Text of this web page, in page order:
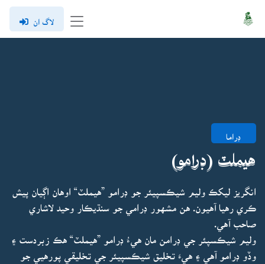
لاگ ان
ڊراما
هيملٽ (ڊرامو)
انگريز ليکڪ وليم شيڪسپيئر جو ڊرامو ”هيملٽ“ اوهان اڳيان پيش
ڪري رهيا آهيون. هن مشهور ڊرامي جو سنڌيڪار وحيد لاشاري
صاحب آهي.
وليم شيڪسپئر جي ڊرامن مان هيءُ ڊرامو ”هيملٽ“ هڪ زبردست ۽
وڏو ڊرامو آهي ۽ هيءَ تخليق شيڪسپيئر جي تخليقي پورهيي جو